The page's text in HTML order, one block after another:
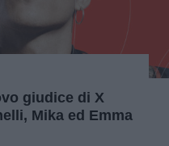
giudice di X
Mika ed Emma